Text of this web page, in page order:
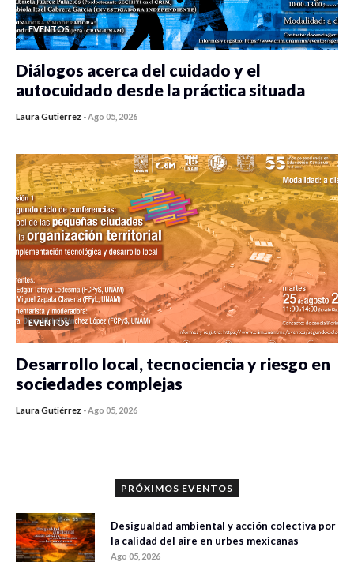
EVENTOS
Diálogos acerca del cuidado y el
autocuidado desde la práctica situada
Laura Gutiérrez -Ago 05, 2026
EVENTOS
Desarrollo local, tecnociencia y riesgo en
sociedades complejas
Laura Gutiérrez -Ago 05, 2026
PRÓXIMOS EVENTOS
Desigualdad ambiental y acción colectiva por
la calidad del aire en urbes mexicanas
Ago 05, 2026